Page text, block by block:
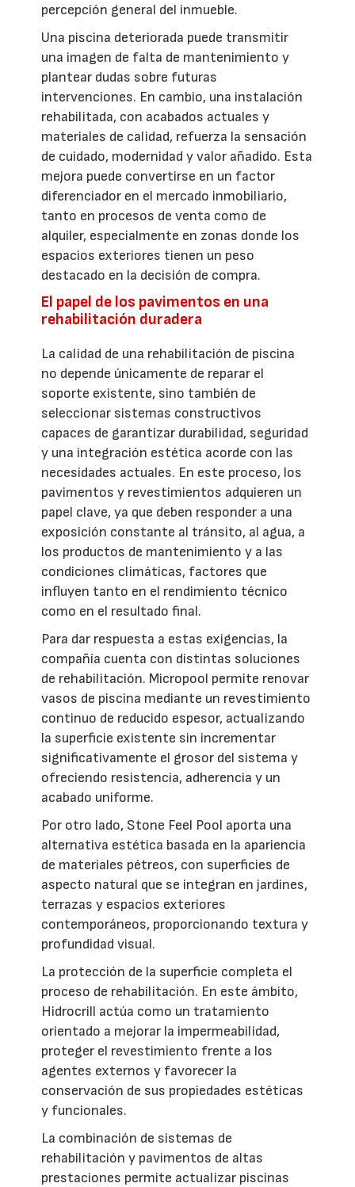
percepción general del inmueble.
Una piscina deteriorada puede transmitir
una imagen de falta de mantenimiento y
plantear dudas sobre futuras
intervenciones. En cambio, una instalación
rehabilitada, con acabados actuales y
materiales de calidad, refuerza la sensación
de cuidado, modernidad y valor añadido. Esta
mejora puede convertirse en un factor
diferenciador en el mercado inmobiliario,
tanto en procesos de venta como de
alquiler, especialmente en zonas donde los
espacios exteriores tienen un peso
destacado en la decisión de compra.
El papel de los pavimentos en una
rehabilitación duradera
La calidad de una rehabilitación de piscina
no depende únicamente de reparar el
soporte existente, sino también de
seleccionar sistemas constructivos
capaces de garantizar durabilidad, seguridad
y una integración estética acorde con las
necesidades actuales. En este proceso, los
pavimentos y revestimientos adquieren un
papel clave, ya que deben responder a una
exposición constante al tránsito, al agua, a
los productos de mantenimiento y a las
condiciones climáticas, factores que
influyen tanto en el rendimiento técnico
como en el resultado final.
Para dar respuesta a estas exigencias, la
compañía cuenta con distintas soluciones
de rehabilitación. Micropool permite renovar
vasos de piscina mediante un revestimiento
continuo de reducido espesor, actualizando
la superficie existente sin incrementar
significativamente el grosor del sistema y
ofreciendo resistencia, adherencia y un
acabado uniforme.
Por otro lado, Stone Feel Pool aporta una
alternativa estética basada en la apariencia
de materiales pétreos, con superficies de
aspecto natural que se integran en jardines,
terrazas y espacios exteriores
contemporáneos, proporcionando textura y
profundidad visual.
La protección de la superficie completa el
proceso de rehabilitación. En este ámbito,
Hidrocrill actúa como un tratamiento
orientado a mejorar la impermeabilidad,
proteger el revestimiento frente a los
agentes externos y favorecer la
conservación de sus propiedades estéticas
y funcionales.
La combinación de sistemas de
rehabilitación y pavimentos de altas
prestaciones permite actualizar piscinas